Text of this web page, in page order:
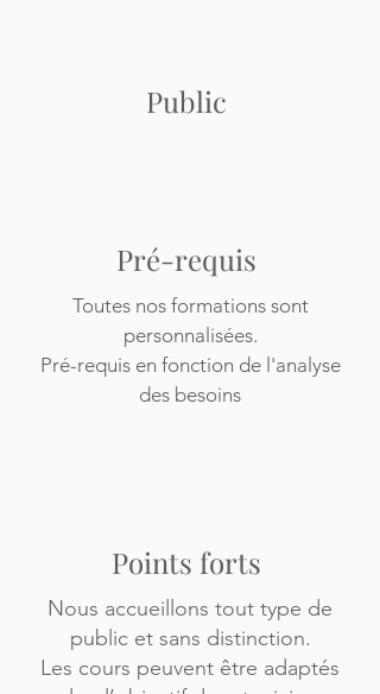
Public
Pré-requis
Toutes nos formations sont
personnalisées.
Pré-requis en fonction de l'analyse
des besoins
Points forts
Nous accueillons tout type de
public et sans distinction.
Les cours peuvent être adaptés